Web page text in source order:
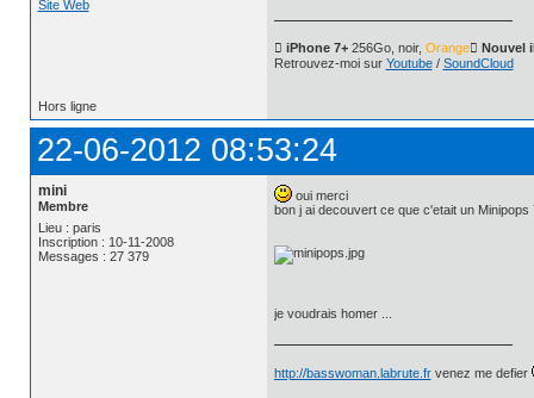
Site Web
 iPhone 7+256Go, noir, Orange Nouvel
Retrouvez-moi sur Youtube/ SoundCloud
Hors ligne
22-06-2012 08:53:24
mini
Membre
Lieu : paris
Inscription : 10-11-2008
Messages : 27 379
oui merci
bon j ai decouvert ce que c'etait un Minipops
je voudrais homer ...
http://basswoman.labrute.frvenez me defier